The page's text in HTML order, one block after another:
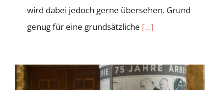
wird dabei jedoch gerne übersehen. Grund
genug für eine grundsätzliche [...]